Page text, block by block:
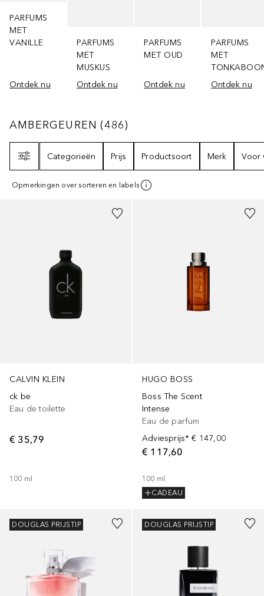
PARFUMS
MET
VANILLE
Ontdek nu
PARFUMS
MET
MUSKUS
Ontdek nu
PARFUMS
MET OUD
Ontdek nu
PARFUMS
MET
Ontdek nu
AMBERGEUREN486
AMBERGEUREN (486)
Categorieën
Prijs Productsoort Merk Voor
Opmerkingen over sorteren en labels
CALVIN KLEIN
ck be
Eau de toilette
€ 35,79
100 ml
Gesponsord
HUGO BOSS
Boss The Scent
Intense
Eau de parfum
Adviesprijs* € 147,00
€ 117,60
100 ml
CADEAU
DOUGLAS PRIJSTIP DOUGLAS PRIJSTIP